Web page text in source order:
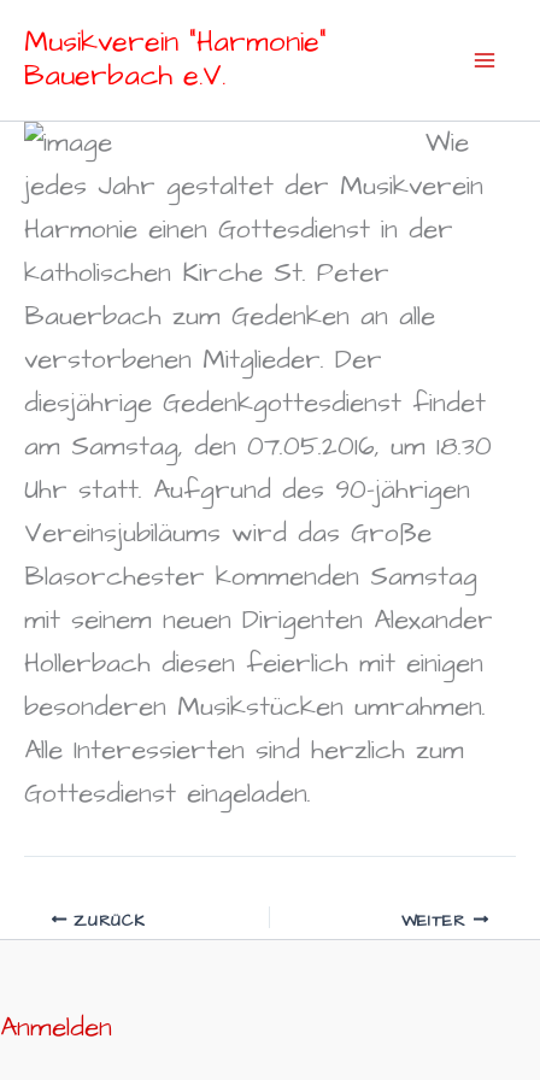
Inhalt
Musikverein "Harmonie"
Bauerbach e.V.
Wie
jedes Jahr gestaltet der Musikverein
Harmonie einen Gottesdienst in der
katholischen Kirche St. Peter
Bauerbach zum Gedenken an alle
verstorbenen Mitglieder. Der
diesjährige Gedenkgottesdienst findet
am Samstag, den 07.05.2016, um 18.30
Uhr statt. Aufgrund des 90-jährigen
Vereinsjubiläums wird das Große
Blasorchester kommenden Samstag
mit seinem neuen Dirigenten Alexander
Hollerbach diesen feierlich mit einigen
besonderen Musikstücken umrahmen.
Alle Interessierten sind herzlich zum
Gottesdienst eingeladen.
ZURÜCK WEITER
Anmelden